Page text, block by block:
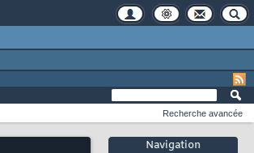
Navigation
Recherche avancée